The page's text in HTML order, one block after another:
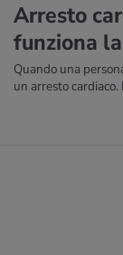
Ar­re­sto
fun­zio­na
Quando una
un arresto cardiaco.